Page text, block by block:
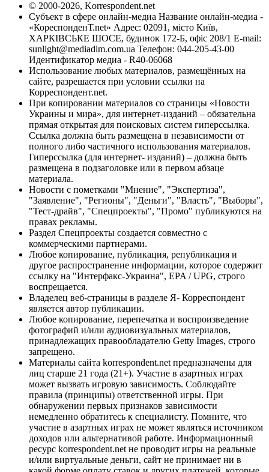
© 2000-2026, Korrespondent.net
Субъект в сфере онлайн-медиа Название онлайн-медиа -
«КореспонденТ.net» Адрес: 02091, місто Київ,
ХАРКІВСЬКЕ ШОСЕ, будинок 172-Б, офіс 208/1 E-mail:
sunlight@mediadim.com.ua Телефон: 044-205-43-00
Идентификатор медиа - R40-06068
Использование любых материалов, размещённых на
сайте, разрешается при условии ссылки на
Корреспондент.net.
При копировании материалов со страницы «Новости
Украины и мира», для интернет-изданий – обязательна
прямая открытая для поисковых систем гиперссылка.
Ссылка должна быть размещена в независимости от
полного либо частичного использования материалов.
Гиперссылка (для интернет- изданий) – должна быть
размещена в подзаголовке или в первом абзаце
материала.
Новости с пометками "Мнение", "Экспертиза",
"Заявление", "Регионы", "Деньги", "Власть", "Выборы",
"Тест-драйв", "Спецпроекты", "Промо" публикуются на
правах рекламы.
Раздел Спецпроекты создается совместно с
коммерческими партнерами.
Любое копирование, публикация, републикация и
другое распространение информации, которое содержит
ссылку на "Интерфакс-Украина", EPA / UPG, строго
воспрещается.
Владелец веб-страницы в разделе Я- Корреспондент
является автор публикации.
Любое копирование, перепечатка и воспроизведение
фотографий и/или аудиовизуальных материалов,
принадлежащих правообладателю Getty Images, строго
запрещено.
Материалы сайта korrespondent.net предназначены для
лиц старше 21 года (21+). Участие в азартных играх
может вызвать игровую зависимость. Соблюдайте
правила (принципы) ответственной игры. При
обнаружении первых признаков зависимости
немедленно обратитесь к специалисту. Помните, что
участие в азартных играх не может являться источником
доходов или альтернативой работе. Информационный
ресурс korrespondent.net не проводит игры на реальные
и/или виртуальные деньги, сайт не принимает ни в